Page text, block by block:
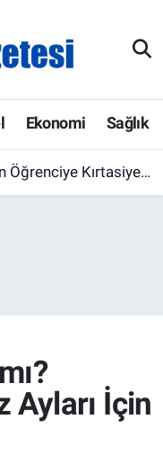
Ekonomi Sağlık
Kırtasiye Desteği
Ayları İçin